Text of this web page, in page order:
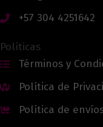
+57 304 4251642
Políticas
Términos y
Política de
Política de